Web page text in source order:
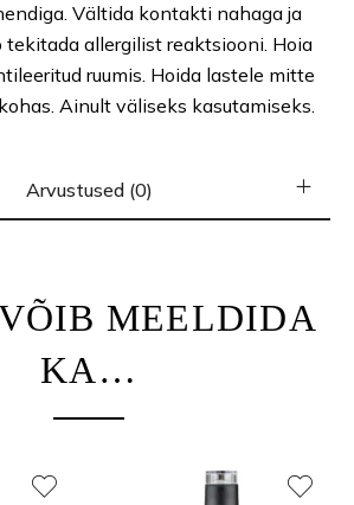
Vältida kontakti nahaga ja
tekitada allergilist reaktsiooni. Hoia
ruumis. Hoida lastele mitte
Ainult väliseks kasutamiseks.
Arvustused (0)
MEELDIDA
KA…